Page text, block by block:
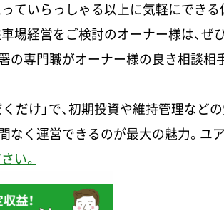
ていらっしゃる以上に気軽にできる
経営をご検討のオーナー様は、ぜ
の専門職がオーナー様の良き相談相
だけ」で、初期投資や維持管理など
なく運営できるのが最大の魅力。ユ
い。